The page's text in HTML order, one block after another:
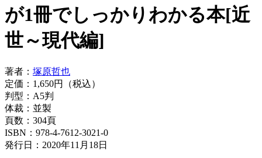
が1冊でしっかりわかる本[近
世～現代編]
著者： 塚原哲也
定価：1,650円（税込）
判型：A5判
体裁：並製
頁数：304頁
ISBN：978-4-7612-3021-0
発行日：2020年11月18日